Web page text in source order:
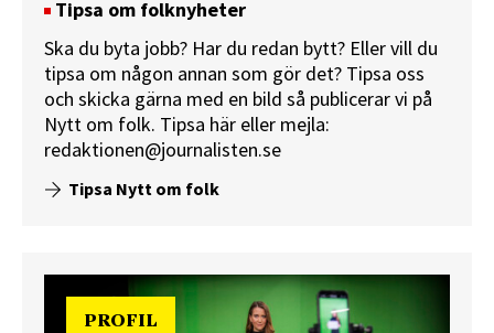
Tipsa om folknyheter
Ska du byta jobb? Har du redan bytt? Eller vill du
tipsa om någon annan som gör det? Tipsa oss
och skicka gärna med en bild så publicerar vi på
Nytt om folk. Tipsa här eller mejla:
redaktionen@journalisten.se
Tipsa Nytt om folk
PROFIL